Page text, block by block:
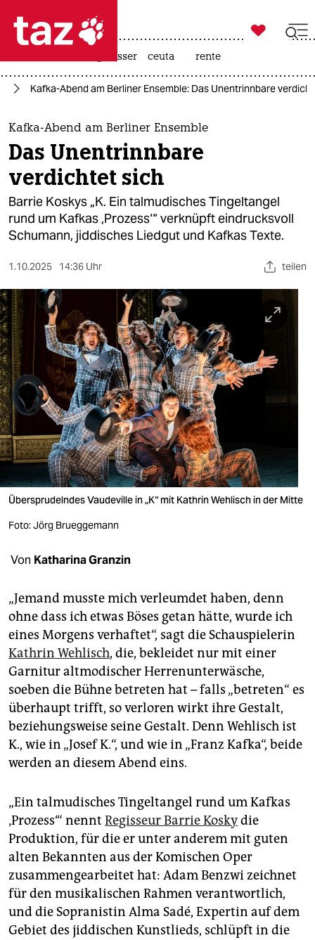
 taz zahl ich
taz zahl ich
themen
politik
öko
gesellschaft
sport
berlin
nord
wahrheit
verlag
verlag
veranstaltungen
shop
fragen & hilfe
genossenschaft
epaper login

taz zahl ich
niedrigwasser ceuta rente
Kafka-Abend am Berliner Ensemble: Das Unentrinnbare
Kafka-Abend am Berliner Ensemble
Das Unentrinnbare
verdichtet sich
Barrie Koskys „K. Ein talmudisches Tingeltangel
rund um Kafkas ‚Prozess‘“ verknüpft eindrucksvoll
Schumann, jiddisches Liedgut und Kafkas Texte.
1.10.2025 14:36 Uhr teilen
Übersprudelndes Vaudeville in „K“ mit Kathrin Wehlisch in der Mitte
Foto: Jörg Brueggemann
Von Katharina Granzin
„Jemand musste mich verleumdet haben, denn
ohne dass ich etwas Böses getan hätte, wurde ich
eines Morgens verhaftet“, sagt die Schauspielerin
Kathrin Wehlisch, die, bekleidet nur mit einer
Garnitur altmodischer Herrenunterwäsche,
soeben die Bühne betreten hat – falls „betreten“ es
überhaupt trifft, so verloren wirkt ihre Gestalt,
beziehungsweise seine Gestalt. Denn Wehlisch ist
K., wie in „Josef K.“, und wie in „Franz Kafka“, beide
werden an diesem Abend eins.
„Ein talmudisches Tingeltangel rund um Kafkas
‚Prozess‘“ nennt Regisseur Barrie Koskydie
Produktion, für die er unter anderem mit guten
alten Bekannten aus der Komischen Oper
zusammengearbeitet hat: Adam Benzwi zeichnet
für den musikalischen Rahmen verantwortlich,
und die Sopranistin Alma Sadé, Expertin auf dem
Gebiet des jiddischen Kunstlieds, schlüpft in die